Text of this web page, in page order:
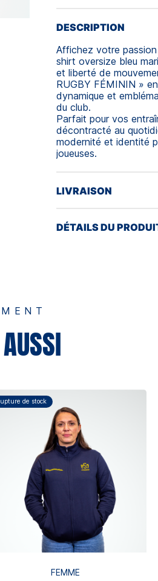
DESCRIPTION
Affichez votre
shirt oversize bleu
et liberté de
RUGBY FÉMININ »
dynamique et
du club.
Parfait pour vos
décontracté au
modernité et identité
joueuses.
LIVRAISON
DÉTAILS DU
de stock
FEMME